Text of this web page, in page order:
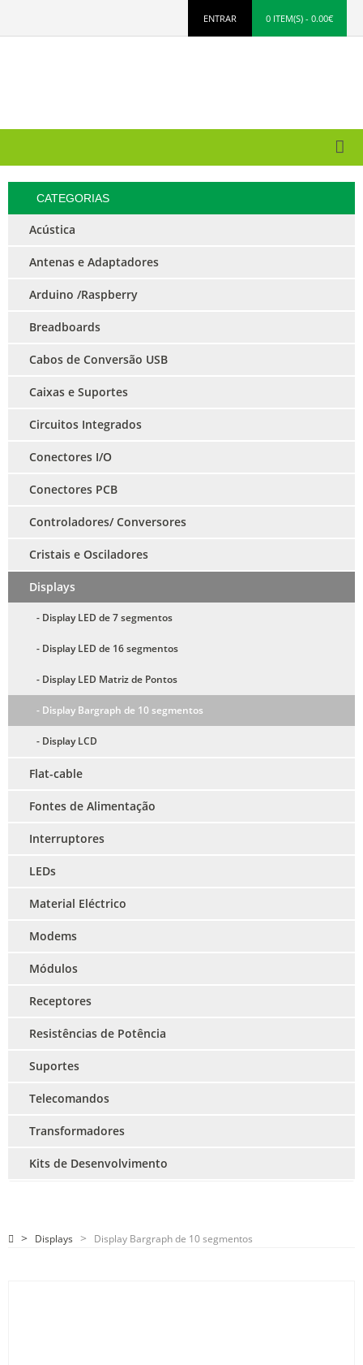
ENTRAR 0 ITEM(S) - 0.00€
CATEGORIAS
Acústica
Antenas e Adaptadores
Arduino /Raspberry
Breadboards
Cabos de Conversão USB
Caixas e Suportes
Circuitos Integrados
Conectores I/O
Conectores PCB
Controladores/ Conversores
Cristais e Osciladores
Displays
- Display LED de 7 segmentos
- Display LED de 16 segmentos
- Display LED Matriz de Pontos
- Display Bargraph de 10 segmentos
- Display LCD
Flat-cable
Fontes de Alimentação
Interruptores
LEDs
Material Eléctrico
Modems
Módulos
Receptores
Resistências de Potência
Suportes
Telecomandos
Transformadores
Kits de Desenvolvimento
Displays Display Bargraph de 10 segmentos